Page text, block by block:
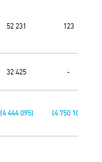
52 231 123
32 425 -
(4 444 095) (4 750 100)